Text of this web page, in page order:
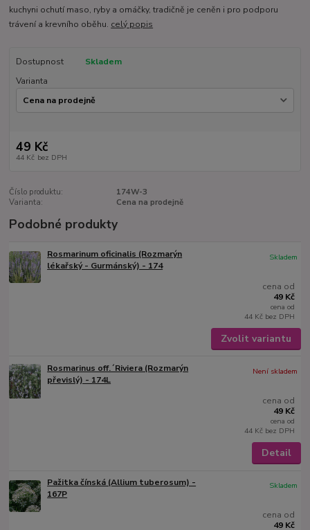
kuchyni ochutí maso, ryby a omáčky, tradičně je ceněn i pro podporu
trávení a krevního oběhu. celý popis
Dostupnost
Skladem
Varianta
49 Kč
44 Kč bez DPH
Číslo produktu:
174W-3
Varianta:
Cena na prodejně
Podobné produkty
Rosmarinum oficinalis (Rozmarýn
lékařský - Gurmánský) - 174
cena od
49 Kč
cena od
44 Kč bez DPH
Skladem
Zvolit variantu
Rosmarinus off.´Riviera (Rozmarýn
převislý) - 174L
cena od
49 Kč
cena od
44 Kč bez DPH
Není skladem
Detail
Pažitka čínská (Allium tuberosum) -
167P
cena od
49 Kč
Skladem